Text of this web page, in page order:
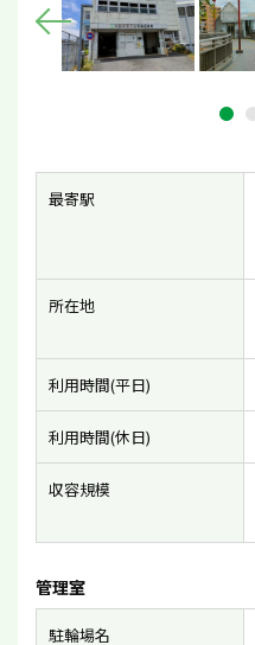
最寄駅
所在地
利用時間(平日)
利用時間(休日)
収容規模
管理室
駐輪場名